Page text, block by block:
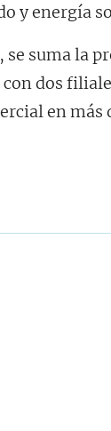
y energía
se suma la
dos
en más